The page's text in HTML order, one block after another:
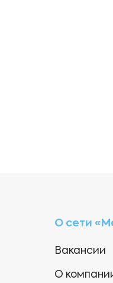
О сети
Вакансии
О